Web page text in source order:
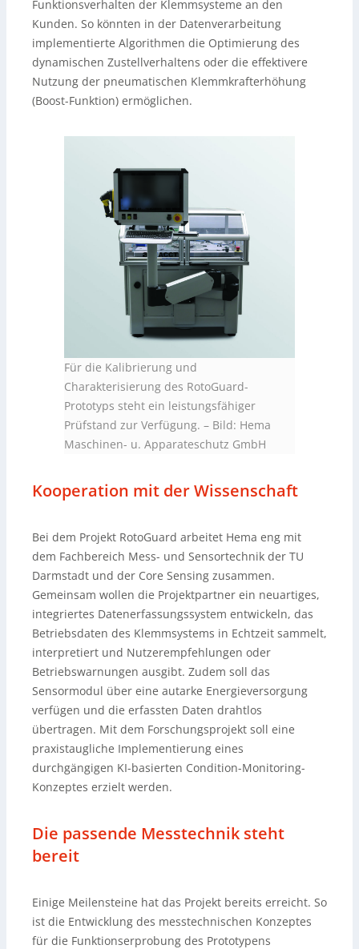
Funktionsverhalten der Klemmsysteme an den
Kunden. So könnten in der Datenverarbeitung
implementierte Algorithmen die Optimierung des
dynamischen Zustellverhaltens oder die effektivere
Nutzung der pneumatischen Klemmkrafterhöhung
(Boost-Funktion) ermöglichen.
Für die Kalibrierung und
Charakterisierung des RotoGuard-
Prototyps steht ein leistungsfähiger
Prüfstand zur Verfügung. – Bild: Hema
Maschinen- u. Apparateschutz GmbH
Kooperation mit der Wissenschaft
Bei dem Projekt RotoGuard arbeitet Hema eng mit
dem Fachbereich Mess- und Sensortechnik der TU
Darmstadt und der Core Sensing zusammen.
Gemeinsam wollen die Projektpartner ein neuartiges,
integriertes Datenerfassungssystem entwickeln, das
Betriebsdaten des Klemmsystems in Echtzeit sammelt,
interpretiert und Nutzerempfehlungen oder
Betriebswarnungen ausgibt. Zudem soll das
Sensormodul über eine autarke Energieversorgung
verfügen und die erfassten Daten drahtlos
übertragen. Mit dem Forschungsprojekt soll eine
praxistaugliche Implementierung eines
durchgängigen KI-basierten Condition-Monitoring-
Konzeptes erzielt werden.
Die passende Messtechnik steht
bereit
Einige Meilensteine hat das Projekt bereits erreicht. So
ist die Entwicklung des messtechnischen Konzeptes
für die Funktionserprobung des Prototypens